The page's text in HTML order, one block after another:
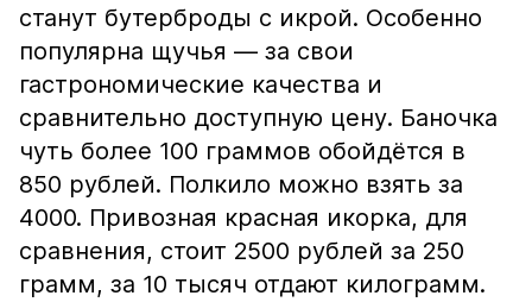
станут бутерброды с икрой. Особенно
популярна щучья — за свои
гастрономические качества и
сравнительно доступную цену. Баночка
чуть более 100 граммов обойдётся в
850 рублей. Полкило можно взять за
4000. Привозная красная икорка, для
сравнения, стоит 2500 рублей за 250
грамм, за 10 тысяч отдают килограмм.